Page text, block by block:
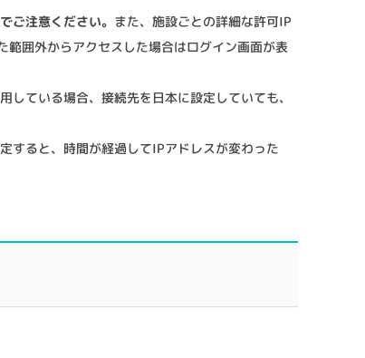
ご注意ください。 また、施設ごとの詳細な許可IP
範囲外からアクセスした場合はログイン画面が表
ている場合、接続先を日本に設定していても、
すると、時間が経過してIPアドレスが変わった